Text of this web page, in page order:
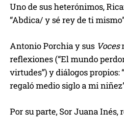
Uno de sus heterónimos,
“Abdica/ y sé rey de ti
Antonio Porchia y sus Voces
reflexiones (“El mundo
virtudes”) y diálogos propios:
regaló medio siglo a mi
Por su parte, Sor Juana Inés,